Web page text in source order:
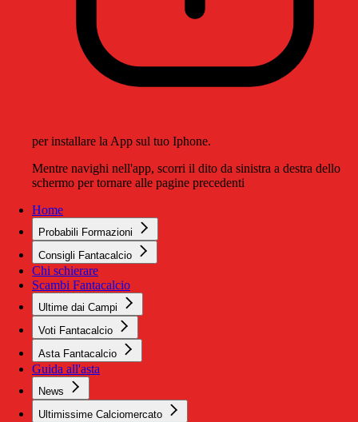
per installare la App sul tuo Iphone.
Mentre navighi nell'app, scorri il dito da sinistra a destra dello
schermo per tornare alle pagine precedenti
Home
Probabili Formazioni
Consigli Fantacalcio
Chi schierare
Scambi Fantacalcio
Ultime dai Campi
Voti Fantacalcio
Asta Fantacalcio
Guida all'asta
News
Ultimissime Calciomercato